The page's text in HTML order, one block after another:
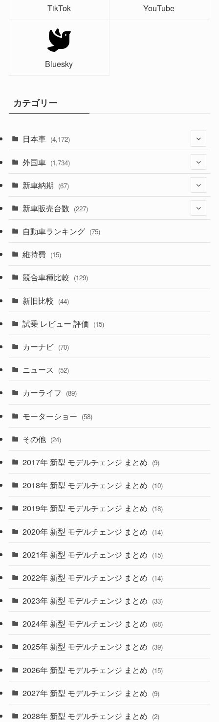
TikTok YouTube
Bluesky
カテゴリー
日本車 (4,172)
(1,321)
(329)
(525)
(357)
(328)
(194)
(230)
(253)
外国車 (1,734)
(242)
(85)
(84)
(14)
(222)
(50)
(43)
(6)
(9)
(4)
(30)
(27)
(58)
(28)
(27)
(26)
(33)
(10)
(35)
(10)
(9)
(22)
(4)
(9)
(4)
(1)
新車納期 (67)
(28)
(8)
(3)
(3)
(5)
(1)
新車販売台数 (227)
(21)
(5)
(7)
(5)
自動車ランキング (75)
維持費 (15)
競合車種比較 (129)
新旧比較 (44)
試乗 レビュー 評価 (15)
カーナビ (70)
ニュース (52)
カーライフ (89)
モーターショー (58)
その他 (24)
2017年 新型 モデルチェンジ まとめ (9)
2018年 新型 モデルチェンジ まとめ (10)
2019年 新型 モデルチェンジ まとめ (18)
2020年 新型 モデルチェンジ まとめ (14)
2021年 新型 モデルチェンジ まとめ (15)
2022年 新型 モデルチェンジ まとめ (14)
2023年 新型 モデルチェンジ まとめ (33)
2024年 新型 モデルチェンジ まとめ (68)
2025年 新型 モデルチェンジ まとめ (39)
2026年 新型 モデルチェンジ まとめ (15)
2027年 新型 モデルチェンジ まとめ (9)
2028年 新型 モデルチェンジ まとめ (2)